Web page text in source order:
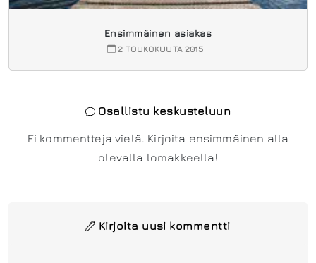
Ensimmäinen asiakas
2 TOUKOKUUTA 2015
Osallistu keskusteluun
Ei kommentteja vielä. Kirjoita ensimmäinen alla
olevalla lomakkeella!
Kirjoita uusi kommentti